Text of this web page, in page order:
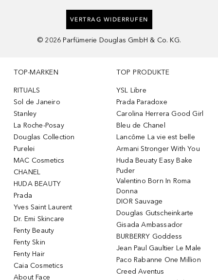
VERTRAG WIDERRUFEN
© 2026 Parfümerie Douglas GmbH & Co. KG.
TOP-MARKEN
RITUALS
Sol de Janeiro
Stanley
La Roche-Posay
Douglas Collection
Purelei
MAC Cosmetics
CHANEL
HUDA BEAUTY
Prada
Yves Saint Laurent
Dr. Emi Skincare
Fenty Beauty
Fenty Skin
Fenty Hair
Caia Cosmetics
About Face
TOP PRODUKTE
YSL Libre
Prada Paradoxe
Carolina Herrera Good Girl
Bleu de Chanel
Lancôme La vie est belle
Armani Stronger With You
Huda Beuaty Easy Bake
Puder
Valentino Born In Roma
Donna
DIOR Sauvage
Douglas Gutscheinkarte
Gisada Ambassador
BURBERRY Goddess
Jean Paul Gaultier Le Male
Paco Rabanne One Million
Creed Aventus